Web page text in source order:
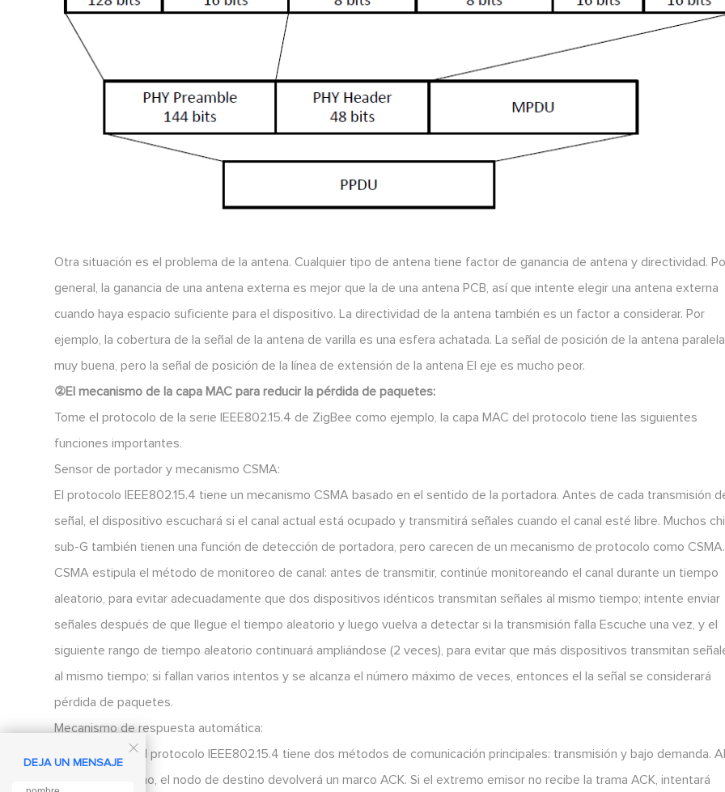
Otra situación es el problema de la antena. Cualquier tipo de antena tiene factor de ganancia de antena y directividad.
general, la ganancia de una antena externa es mejor que la de una antena PCB, así que intente elegir una antena externa
cuando haya espacio suficiente para el dispositivo. La directividad de la antena también es un factor a considerar. Por
ejemplo, la cobertura de la señal de la antena de varilla es una esfera achatada. La señal de posición de la antena
muy buena, pero la señal de posición de la línea de extensión de la antena El eje es mucho peor.
②El mecanismo de la capa MAC para reducir la pérdida de paquetes:
Tome el protocolo de la serie IEEE802.15.4 de ZigBee como ejemplo, la capa MAC del protocolo tiene las siguientes
funciones importantes.
Sensor de portador y mecanismo CSMA:
El protocolo IEEE802.15.4 tiene un mecanismo CSMA basado en el sentido de la portadora. Antes de cada transmisión
señal, el dispositivo escuchará si el canal actual está ocupado y transmitirá señales cuando el canal esté libre. Muchos
sub-G también tienen una función de detección de portadora, pero carecen de un mecanismo de protocolo como CSMA.
CSMA estipula el método de monitoreo de canal: antes de transmitir, continúe monitoreando el canal durante un tiempo
aleatorio, para evitar adecuadamente que dos dispositivos idénticos transmitan señales al mismo tiempo; intente enviar
señales después de que llegue el tiempo aleatorio y luego vuelva a detectar si la transmisión falla Escuche una vez, y el
siguiente rango de tiempo aleatorio continuará ampliándose (2 veces), para evitar que más dispositivos transmitan
al mismo tiempo; si fallan varios intentos y se alcanza el número máximo de veces, entonces el la señal se considerará
pérdida de paquetes.
Mecanismo de respuesta automática:
La capa MAC del protocolo IEEE802.15.4 tiene dos métodos de comunicación principales: transmisión y bajo demanda.
ordenar al destino, el nodo de destino devolverá un marco ACK. Si el extremo emisor no recibe la trama ACK, intentará

DEJA UN MENSAJE